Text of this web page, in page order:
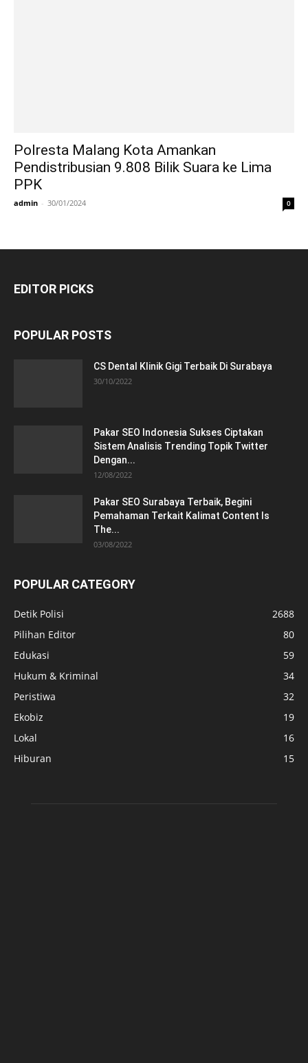
Polresta Malang Kota Amankan
Pendistribusian 9.808 Bilik Suara ke Lima
PPK
admin - 30/01/2024 0
EDITOR PICKS
POPULAR POSTS
CS Dental Klinik Gigi Terbaik Di Surabaya
30/10/2022
Pakar SEO Indonesia Sukses Ciptakan
Sistem Analisis Trending Topik Twitter
Dengan...
12/08/2022
Pakar SEO Surabaya Terbaik, Begini
Pemahaman Terkait Kalimat Content Is
The...
03/08/2022
POPULAR CATEGORY
Detik Polisi
2688
Pilihan Editor
80
Edukasi
59
Hukum & Kriminal
34
Peristiwa
32
Ekobiz
19
Lokal
16
Hiburan
15